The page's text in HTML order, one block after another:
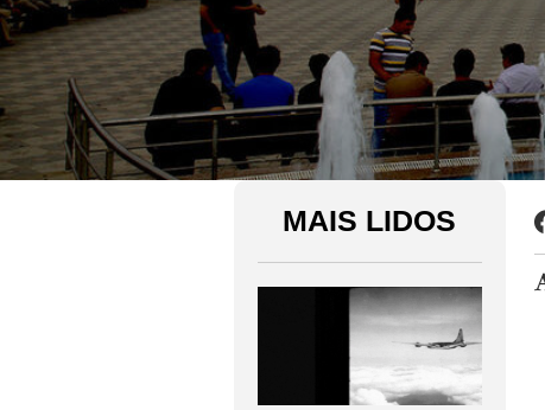
MAIS LIDOS